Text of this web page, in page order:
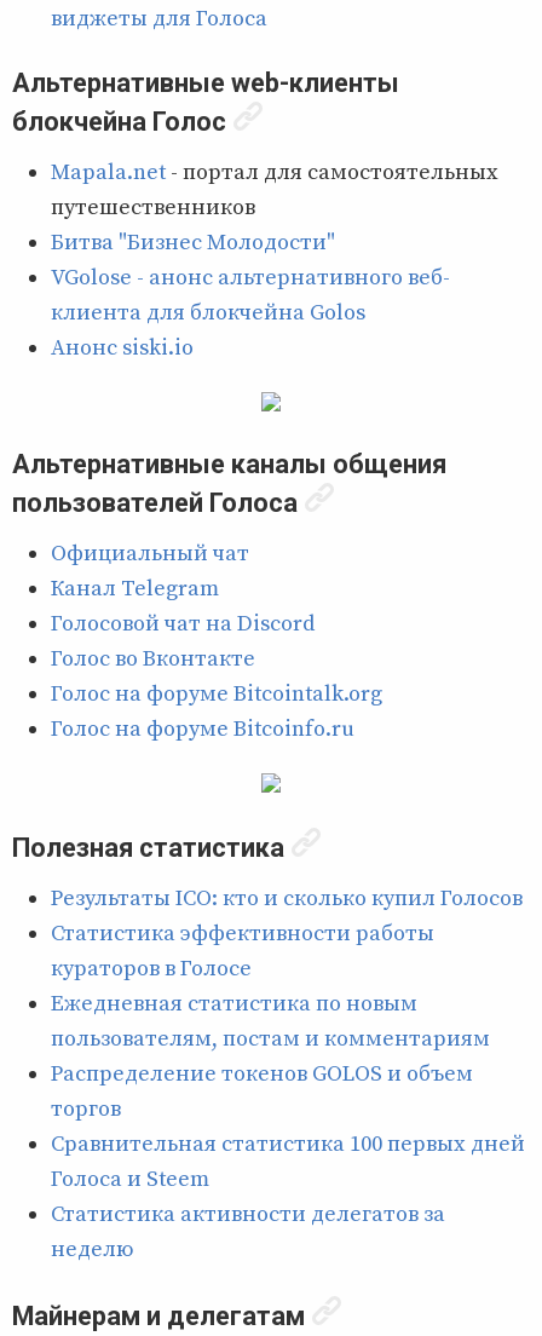
виджеты для Голоса
Альтернативные web-клиенты
блокчейна Голос
Mapala.net - портал для самостоятельных
путешественников
Битва "Бизнес Молодости"
VGolose - анонс альтернативного веб-
клиента для блокчейна Golos
Анонс siski.io
Альтернативные каналы общения
пользователей Голоса
Официальный чат
Канал Telegram
Голосовой чат на Discord
Голос во Вконтакте
Голос на форуме Bitcointalk.org
Голос на форуме Bitcoinfo.ru
Полезная статистика
Результаты ICO: кто и сколько купил Голосов
Статистика эффективности работы
кураторов в Голосе
Ежедневная статистика по новым
пользователям, постам и комментариям
Распределение токенов GOLOS и объем
торгов
Сравнительная статистика 100 первых дней
Голоса и Steem
Статистика активности делегатов за
неделю
Майнерам и делегатам